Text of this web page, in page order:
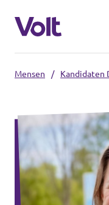
Overzicht
Fracties
Zuid-Holland
Standpunten
Over Volt
Mensen / Kandidaten